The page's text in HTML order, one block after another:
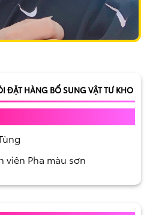
ĐẶT HÀNG BỔ SUNG VẬT TƯ KHO
viên Pha màu sơn